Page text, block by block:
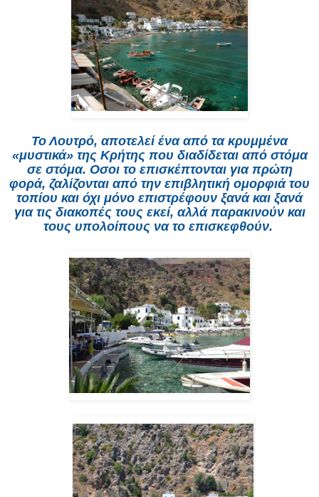
Το Λουτρό, αποτελεί ένα από τα κρυμμένα
«μυστικά» της Κρήτης που διαδίδεται από στόμα
σε στόμα. Οσοι το επισκέπτονται για πρώτη
φορά, ζαλίζονται από την επιβλητική ομορφιά του
τοπίου και όχι μόνο επιστρέφουν ξανά και ξανά
για τις διακοπές τους εκεί, αλλά παρακινούν και
τους υπολοίπους να το επισκεφθούν.